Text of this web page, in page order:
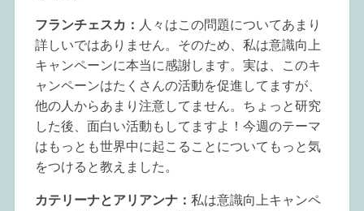
フランチェスカ： 人々はこの問題についてあまり
詳しいではありません。そのため、私は意識向上
キャンペーンに本当に感謝します。実は、このキ
ャンペーンはたくさんの活動を促進してますが、
他の人からあまり注意してません。ちょっと研究
した後、面白い活動もしてますよ！今週のテーマ
はもっとも世界中に起こることについてもっと気
をつけると教えました。
カテリーナとアリアンナ： 私は意識向上キャンペ